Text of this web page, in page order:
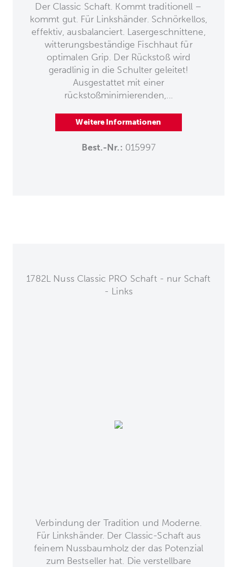
Der Classic Schaft. Kommt traditionell –
kommt gut. Für Linkshänder. Schnörkellos,
effektiv, ausbalanciert. Lasergeschnittene,
witterungsbeständige Fischhaut für
optimalen Grip. Der Rückstoß wird
geradlinig in die Schulter geleitet!
Ausgestattet mit einer
rückstoßminimierenden,...
Weitere Informationen
Best.-Nr.: 015997
1782L Nuss Classic PRO Schaft - nur Schaft
- Links
Verbindung der Tradition und Moderne.
Für Linkshänder. Der Classic-Schaft aus
feinem Nussbaumholz der das Potenzial
zum Bestseller hat. Die verstellbare